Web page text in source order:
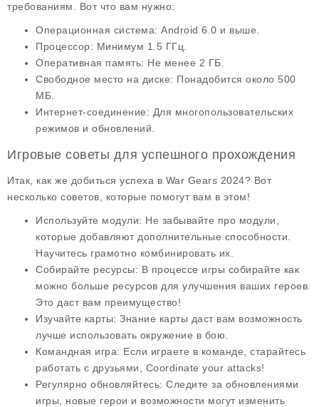
требованиям . Вот что вам нужно:
Операционная система: Android 6.0 и выше.
Процессор: Минимум 1.5 ГГц.
Оперативная память: Не менее 2 ГБ.
Свободное место на диске: Понадобится около 500
МБ.
Интернет-соединение: Для многопользовательских
режимов и обновлений.
Игровые советы для успешного прохождения
Итак, как же добиться успеха в War Gears 2024? Вот
несколько советов , которые помогут вам в этом!
Используйте модули: Не забывайте про модули,
которые добавляют дополнительные способности.
Научитесь грамотно комбинировать их.
Собирайте ресурсы: В процессе игры собирайте как
можно больше ресурсов для улучшения ваших героев.
Это даст вам преимущество!
Изучайте карты: Знание карты даст вам возможность
лучше использовать окружение в бою.
Командная игра: Если играете в команде, старайтесь
работать с друзьями, Coordinate your attacks!
Регулярно обновляйтесь: Следите за обновлениями
игры, новые герои и возможности могут изменить